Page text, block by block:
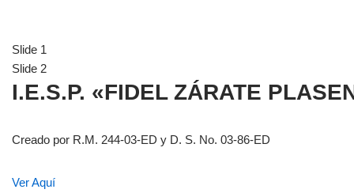
Slide 1
Slide 2
I.E.S.P. «FIDEL ZÁRATE
Creado por R.M. 244-03-ED y D. S. No. 03-86-ED
Ver Aquí